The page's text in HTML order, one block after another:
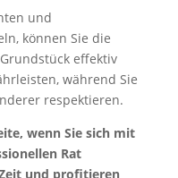
und
können Sie die
effektiv
während Sie
respektieren.
wenn Sie sich mit
Rat
und profitieren